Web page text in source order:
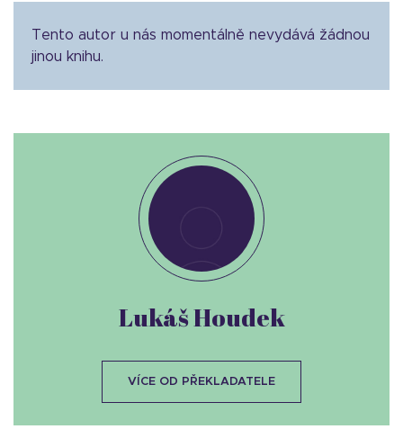
Tento autor u nás momentálně nevydává žádnou
jinou knihu.
Lukáš Houdek
VÍCE OD PŘEKLADATELE